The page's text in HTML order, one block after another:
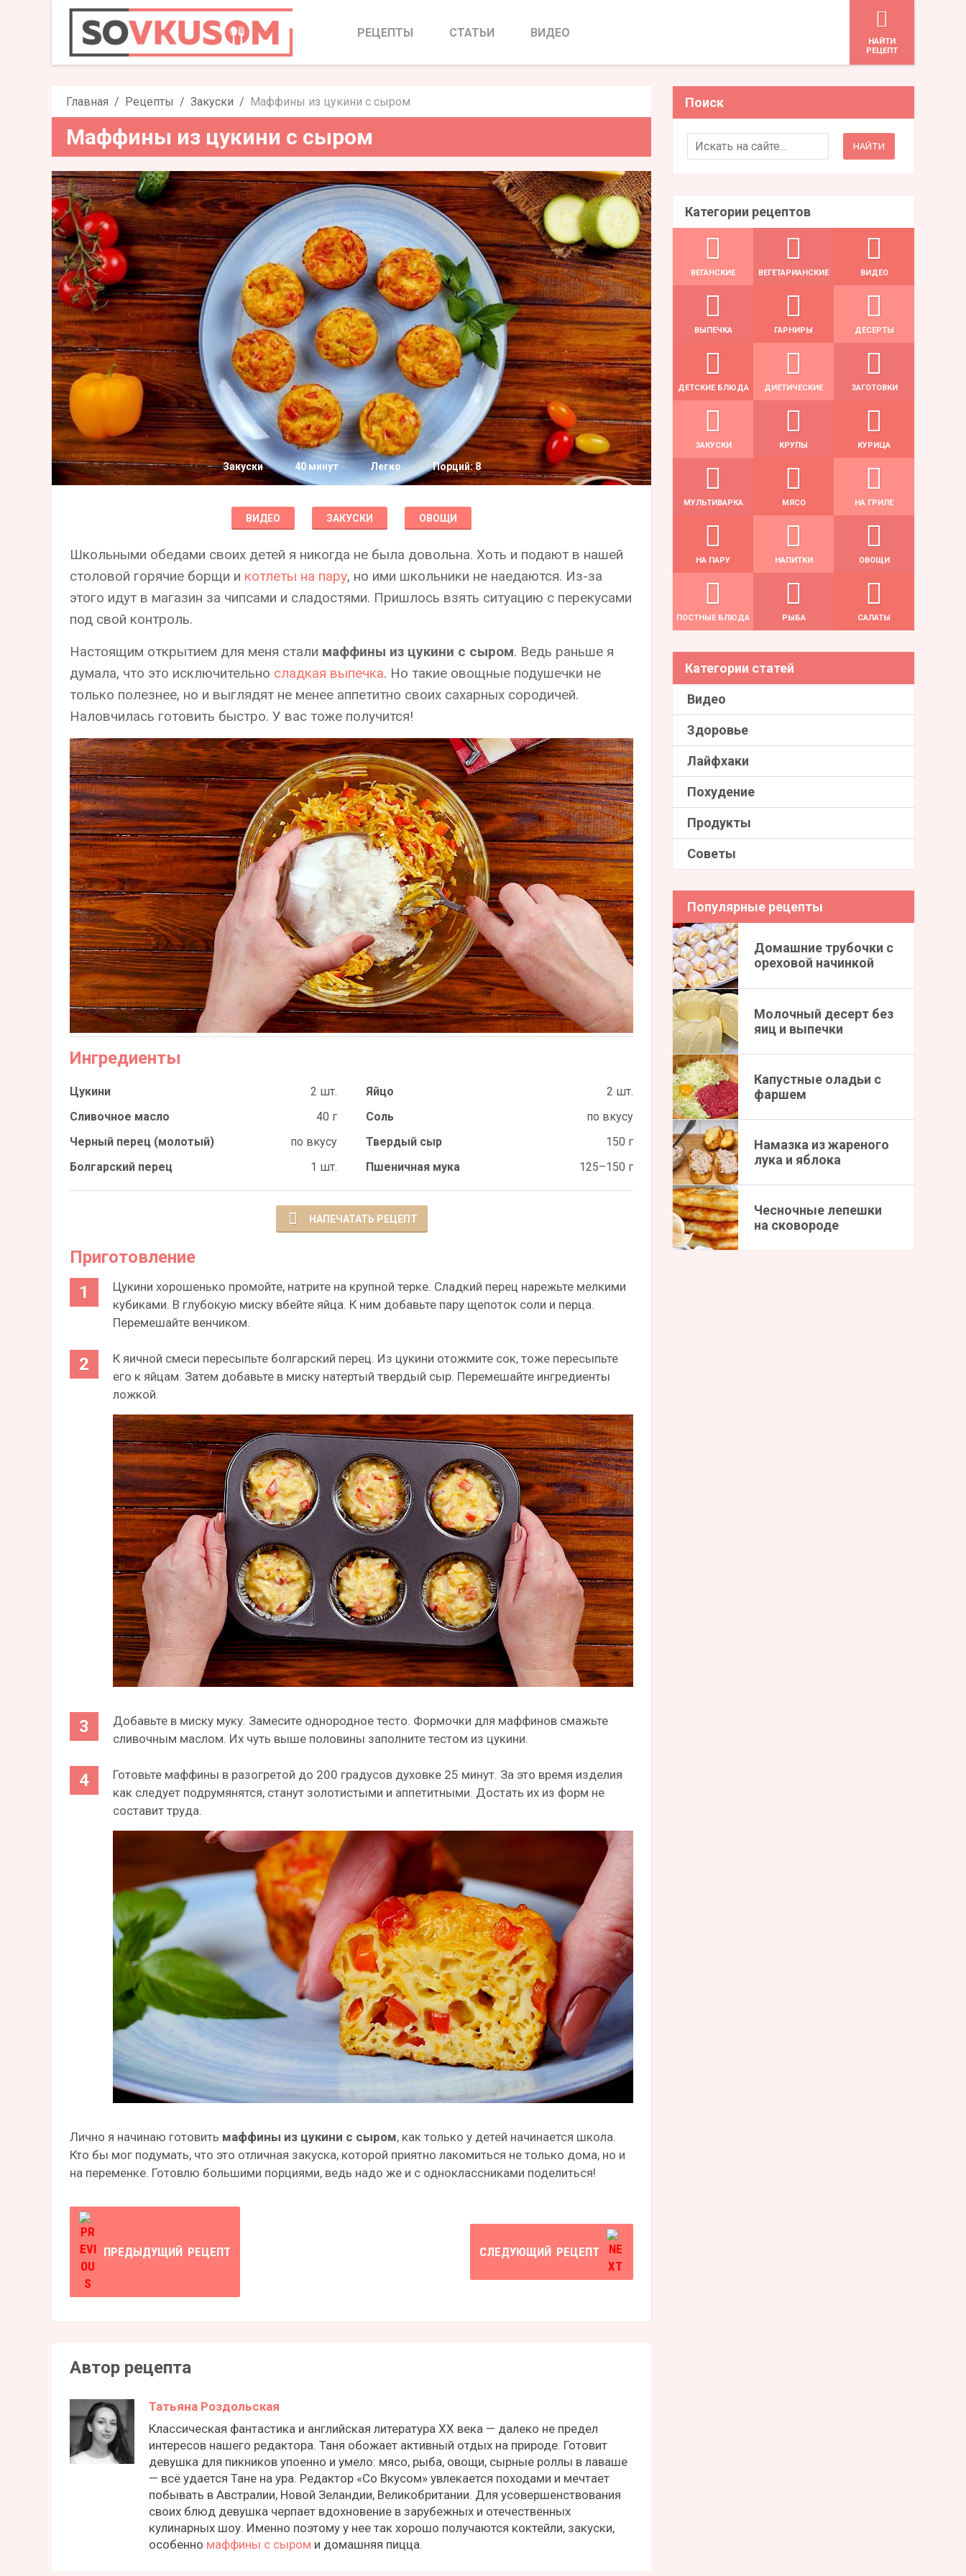
Маффины из цукини с сыром
РЕЦЕПТЫ СТАТЬИ ВИДЕО
HАЙТИ
РЕЦЕПТ
Главная Рецепты Закуски Маффины из цукини с сыром
Маффины из цукини с сыром
Закуски 40 минут Легко Порций: 8
ВИДЕО ЗАКУСКИ ОВОЩИ
Школьными обедами своих детей я никогда не была довольна. Хоть и подают в нашей
столовой горячие борщи и котлеты на пару, но ими школьники не наедаются. Из-за
этого идут в магазин за чипсами и сладостями. Пришлось взять ситуацию с перекусами
под свой контроль.
Настоящим открытием для меня стали маффины из цукини с сыром. Ведь раньше я
думала, что это исключительно сладкая выпечка. Но такие овощные подушечки не
только полезнее, но и выглядят не менее аппетитно своих сахарных сородичей.
Наловчилась готовить быстро. У вас тоже получится!
Ингредиенты
Цукини 2 шт. Яйцо
2 шт.
Сливочное масло
40 г Соль
по вкусу
Черный перец (молотый)
по вкусу Твердый сыр
150 г
Болгарский перец
1 шт. Пшеничная мука 125–150 г
НАПЕЧАТАТЬ РЕЦЕПТ
Приготовление
Цукини хорошенько промойте, натрите на крупной терке. Сладкий перец нарежьте мелкими
кубиками. В глубокую миску вбейте яйца. К ним добавьте пару щепоток соли и перца.
Перемешайте венчиком.
К яичной смеси пересыпьте болгарский перец. Из цукини отожмите сок, тоже пересыпьте
его к яйцам. Затем добавьте в миску натертый твердый сыр. Перемешайте ингредиенты
ложкой.
Добавьте в миску муку. Замесите однородное тесто. Формочки для маффинов смажьте
сливочным маслом. Их чуть выше половины заполните тестом из цукини.
Готовьте маффины в разогретой до 200 градусов духовке 25 минут. За это время изделия
как следует подрумянятся, станут золотистыми и аппетитными. Достать их из форм не
составит труда.
Лично я начинаю готовить маффины из цукини с сыром, как только у детей начинается школа.
Кто бы мог подумать, что это отличная закуска, которой приятно лакомиться не только дома, но и
на переменке. Готовлю большими порциями, ведь надо же и с одноклассниками поделиться!
ПРЕДЫДУЩИЙ РЕЦЕПТ СЛЕДУЮЩИЙ РЕЦЕПТ
Автор рецепта
Татьяна Роздольская
Классическая фантастика и английская литература ХХ века — далеко не предел
интересов нашего редактора. Таня обожает активный отдых на природе. Готовит
девушка для пикников упоенно и умело: мясо, рыба, овощи, сырные роллы в лаваше
— всё удается Тане на ура. Редактор «Со Вкусом» увлекается походами и мечтает
побывать в Австралии, Новой Зеландии, Великобритании. Для усовершенствования
своих блюд девушка черпает вдохновение в зарубежных и отечественных
кулинарных шоу. Именно поэтому у нее так хорошо получаются коктейли, закуски,
особенно маффины с сыром и домашняя пицца.
Поиск
Search for:
Категории рецептов
ВЕГАНСКИЕ ВЕГЕТАРИАНСКИЕ ВИДЕО
ВЫПЕЧКА ГАРНИРЫ ДЕСЕРТЫ
ДЕТСКИЕ БЛЮДА ДИЕТИЧЕСКИЕ ЗАГОТОВКИ
ЗАКУСКИ КРУПЫ КУРИЦА
МУЛЬТИВАРКА МЯСО НА ГРИЛЕ
НА ПАРУ НАПИТКИ ОВОЩИ
ПОСТНЫЕ БЛЮДА РЫБА САЛАТЫ
Категории статей
Видео
Здоровье
Лайфхаки
Похудение
Продукты
Советы
Популярные рецепты
Домашние трубочки с
ореховой начинкой
Молочный десерт без
яиц и выпечки
Капустные оладьи с
фаршем
Намазка из жареного
лука и яблока
Чесночные лепешки
на сковороде